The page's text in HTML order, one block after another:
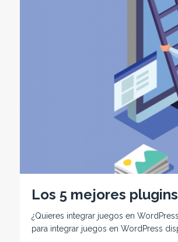
Los 5 mejores
¿Quieres integrar juegos en
para integrar juegos en WordPress